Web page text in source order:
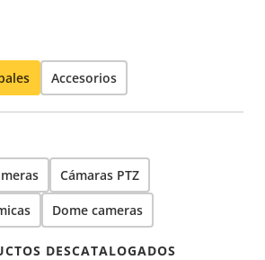
Accesorios
Cámaras PTZ
Dome cameras
DESCATALOGADOS